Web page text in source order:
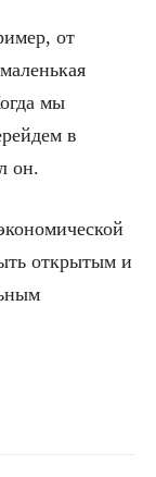
от
мы
в
он.
открытым и